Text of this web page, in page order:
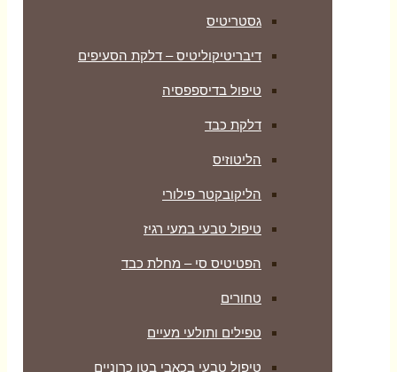
גסטריטיס
דיבריטיקוליטיס – דלקת הסעיפים
טיפול בדיספפסיה
דלקת כבד
הליטוזיס
הליקובקטר פילורי
טיפול טבעי במעי רגיז
הפטיטיס סי – מחלת כבד
טחורים
טפילים ותולעי מעיים
טיפול טבעי בכאבי בטן כרוניים